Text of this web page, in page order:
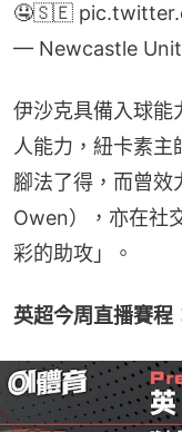
🤤🇸🇪
— Newcastle
伊沙克具備入球能
人能力，紐卡素主
腳法了得，而曾
Owen），亦在社
彩的助攻」。
英超今周直播賽程